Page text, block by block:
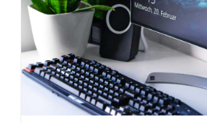
Recursos Administrativos
Contactos